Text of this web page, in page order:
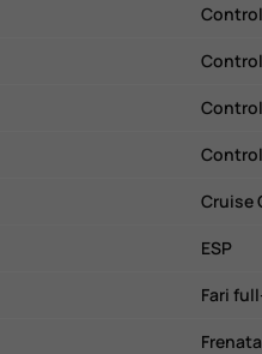
Cruise
ESP
Fari